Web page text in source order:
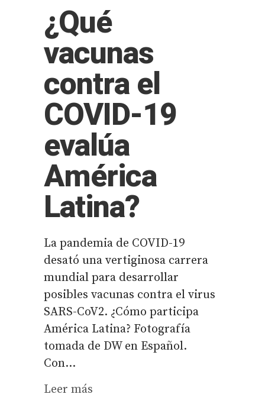
¿Qué
vacunas
contra el
COVID-19
evalúa
América
Latina?
La pandemia de COVID-19
desató una vertiginosa carrera
mundial para desarrollar
posibles vacunas contra el virus
SARS-CoV2. ¿Cómo participa
América Latina? Fotografía
tomada de DW en Español.
Con...
Leer más